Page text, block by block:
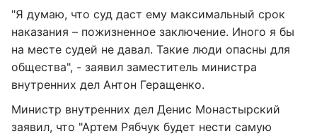
"Я думаю, что суд даст ему максимальный срок
наказания – пожизненное заключение. Иного я бы
на месте судей не давал. Такие люди опасны для
общества", - заявил заместитель министра
внутренних дел Антон Геращенко.
Министр внутренних дел Денис Монастырский
заявил, что "Артем Рябчук будет нести самую